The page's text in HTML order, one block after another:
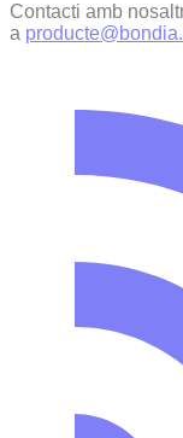
Contacti amb
a